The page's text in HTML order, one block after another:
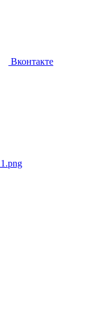
Вконтакте